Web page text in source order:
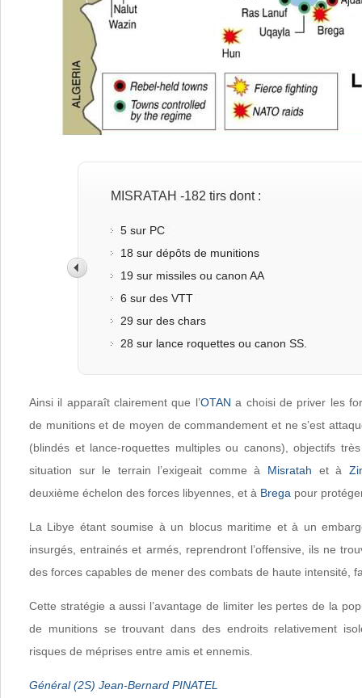
MISRATAH -182 tirs dont :
5 sur PC
18 sur dépôts de munitions
19 sur missiles ou canon AA
6 sur des VTT
29 sur des chars
28 sur lance roquettes ou canon SS.
Ainsi il apparaît clairement que l’OTAN a choisi de priver les
de munitions et de moyen de commandement et ne s’est
(blindés et lance-roquettes multiples ou canons), objectifs
situation sur le terrain l’exigeait comme à Misratah et à
deuxième échelon des forces libyennes, et à Brega pour
La Libye étant soumise à un blocus maritime et à un
insurgés, entrainés et armés, reprendront l’offensive, ils ne
des forces capables de mener des combats de haute intensité,
Cette stratégie a aussi l’avantage de limiter les pertes de la
de munitions se trouvant dans des endroits relativement
risques de méprises entre amis et ennemis.
Général (2S) Jean-Bernard PINATEL